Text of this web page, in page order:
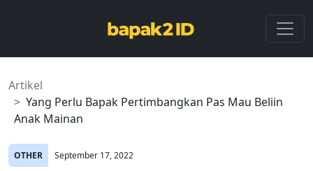
Artikel
Yang Perlu Bapak Pertimbangkan Pas Mau Beliin
Anak Mainan
OTHER September 17, 2022